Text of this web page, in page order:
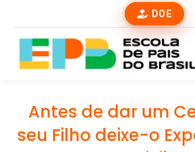
DOE
Antes de dar um
seu Filho deixe-o